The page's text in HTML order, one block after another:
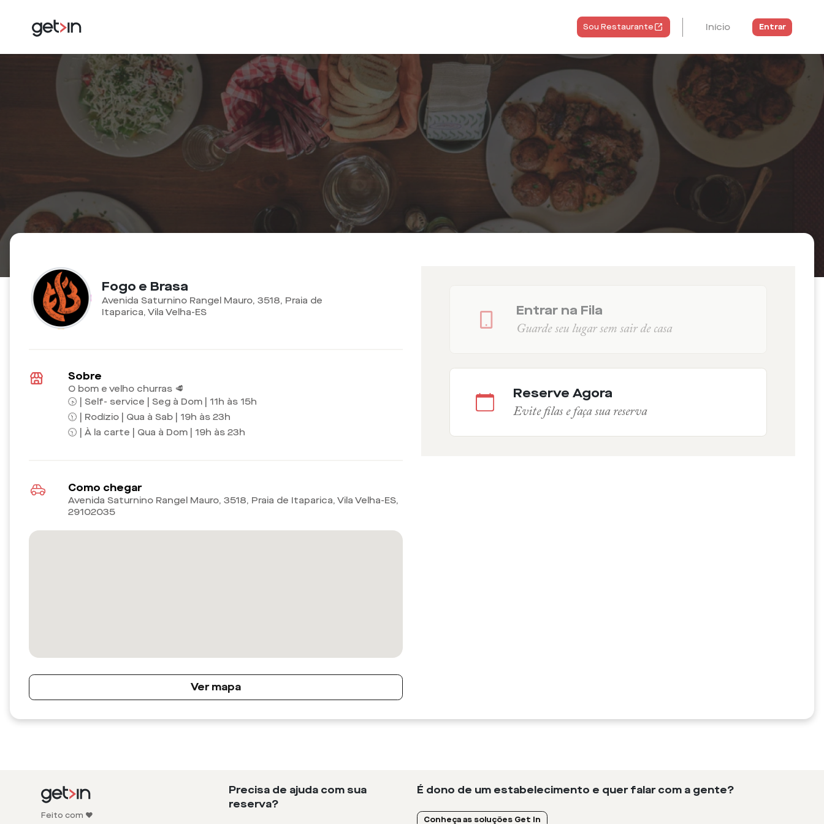
Sou Restaurante Início Entrar
Fogo e Brasa
Avenida Saturnino Rangel Mauro, 3518, Praia de
Itaparica, Vila Velha-ES
Sobre
O bom e velho churras 🥩
🕟 | Self- service | Seg à Dom | 11h às 15h
🕦 | Rodízio | Qua à Sab | 19h às 23h
🕥 | À la carte | Qua à Dom | 19h às 23h
Como chegar
Avenida Saturnino Rangel Mauro, 3518, Praia de Itaparica, Vila Velha-ES,
29102035
Ver mapa
Entrar na Fila
Guarde seu lugar sem sair de casa
Reserve Agora
Evite filas e faça sua reserva
Feito com ❤️
Precisa de ajuda com sua
reserva?
É dono de um estabelecimento e quer falar com a gente?
Conheça as soluções Get In